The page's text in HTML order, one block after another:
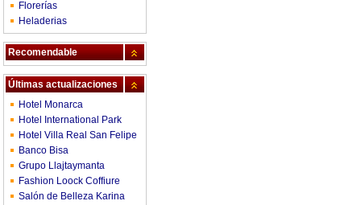
Florerías
Heladerias
Recomendable
Últimas actualizaciones
Hotel Monarca
Hotel International Park
Hotel Villa Real San Felipe
Banco Bisa
Grupo Llajtaymanta
Fashion Loock Coffiure
Salón de Belleza Karina